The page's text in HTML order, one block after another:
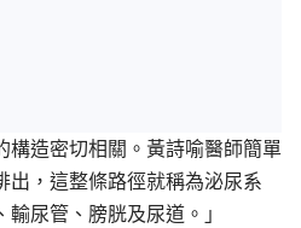
構造密切相關。黃詩喻醫師簡單
出，這整條路徑就稱為泌尿系
尿管、膀胱及尿道。」